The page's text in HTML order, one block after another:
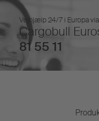
Vejhjælp 24/7 i Europa
Cargobull
81 55 11